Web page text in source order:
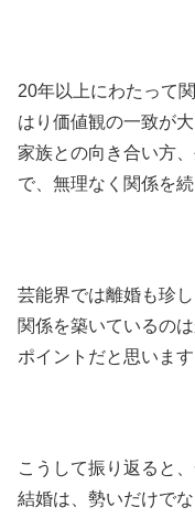
20年以上にわたって
はり価値観の一致が
家族との向き合い方
で、無理なく関係を
芸能界では離婚も珍
関係を築いているの
ポイントだと思います
こうして振り返ると
結婚は、勢いだけで